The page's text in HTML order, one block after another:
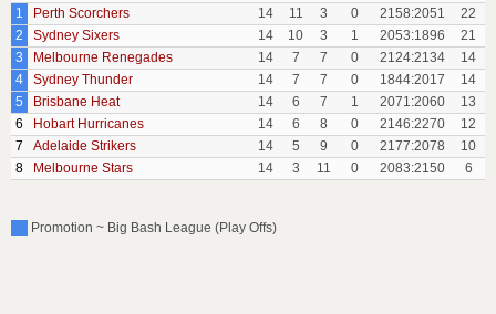
1
Perth Scorchers 14 11 3 0 2158:2051
22
2
Sydney Sixers 14 10 3 1 2053:1896
21
3
Melbourne Renegades 14 7 7 0 2124:2134
14
4
Sydney Thunder 14 7 7 0 1844:2017
14
5
Brisbane Heat 14 6 7 1 2071:2060
13
6
Hobart Hurricanes 14 6 8 0 2146:2270
12
7
Adelaide Strikers 14 5 9 0 2177:2078
10
8
Melbourne Stars 14 3 11 0 2083:2150 6
Promotion ~ Big Bash League (Play Offs)